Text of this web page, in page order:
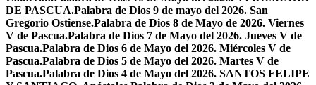
DE PASCUA.Palabra de Dios 9 de mayo del 2026. San
Gregorio Ostiense.Palabra de Dios 8 de Mayo de 2026. Viernes
V de Pascua.Palabra de Dios 7 de Mayo del 2026. Jueves V de
Pascua.Palabra de Dios 6 de Mayo del 2026. Miércoles V de
Pascua.Palabra de Dios 5 de Mayo del 2026. Martes V de
Pascua.Palabra de Dios 4 de Mayo del 2026. SANTOS FELIPE